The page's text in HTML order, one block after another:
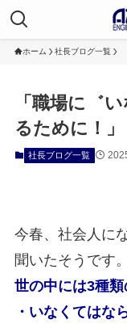
ホーム 社長ブログ一覧
「職場に゛
るために！」
社長ブログ一覧
今春、社会人に
聞いたそうです。
世の中には3種類
・いなくてはな